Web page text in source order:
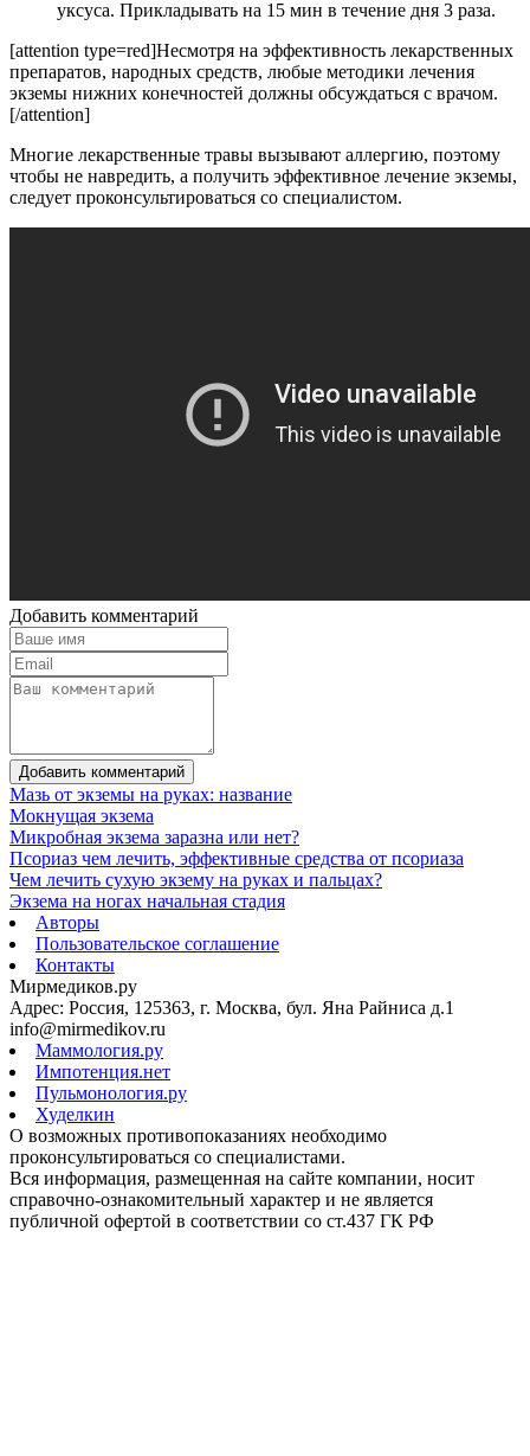
уксуса. Прикладывать на 15 мин в течение дня 3 раза.
[attention type=red]Несмотря на эффективность лекарственных
препаратов, народных средств, любые методики лечения
экземы нижних конечностей должны обсуждаться с врачом.
[/attention]
Многие лекарственные травы вызывают аллергию, поэтому
чтобы не навредить, а получить эффективное лечение экземы,
следует проконсультироваться со специалистом.
Добавить комментарий
Добавить комментарий
Мазь от экземы на руках: название
Мокнущая экзема
Микробная экзема заразна или нет?
Псориаз чем лечить, эффективные средства от псориаза
Чем лечить сухую экзему на руках и пальцах?
Экзема на ногах начальная стадия
Авторы
Пользовательское соглашение
Контакты
Мирмедиков.ру
Адрес: Россия, 125363, г. Москва, бул. Яна Райниса д.1
info@mirmedikov.ru
Маммология.ру
Импотенция.нет
Пульмонология.ру
Худелкин
О возможных противопоказаниях необходимо
проконсультироваться со специалистами.
Вся информация, размещенная на сайте компании, носит
справочно-ознакомительный характер и не является
публичной офертой в соответствии со ст.437 ГК РФ